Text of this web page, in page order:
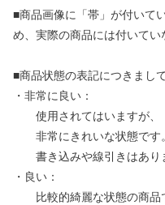
■商品画像に「帯」が付いて
め、実際の商品には付いてい
■商品状態の表記につきまし
・非常に良い：
使用されてはいますが、
非常にきれいな状態です。
書き込みや線引きはあり
・良い：
比較的綺麗な状態の商品